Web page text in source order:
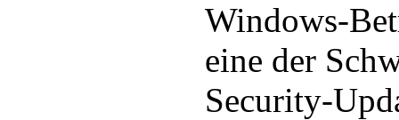
Windows-
eine der
Security-